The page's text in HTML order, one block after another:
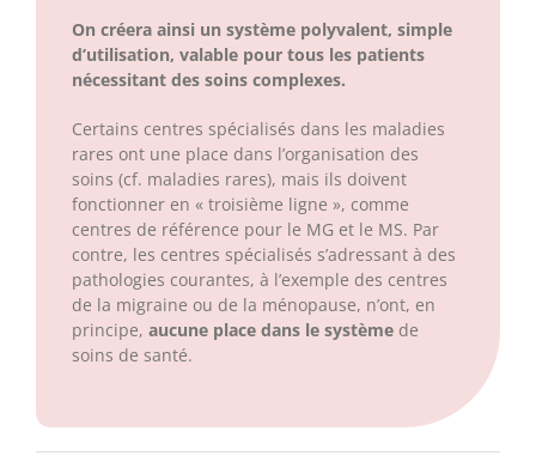
On créera ainsi un système polyvalent, simple
d’utilisation, valable pour tous les patients
nécessitant des soins complexes.
Certains centres spécialisés dans les maladies
rares ont une place dans l’organisation des
soins (cf. maladies rares), mais ils doivent
fonctionner en « troisième ligne », comme
centres de référence pour le MG et le MS. Par
contre, les centres spécialisés s’adressant à des
pathologies courantes, à l’exemple des centres
de la migraine ou de la ménopause, n’ont, en
principe, aucune place dans le systèmede
soins de santé.